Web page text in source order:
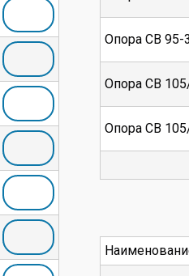
Опора СВ 95-
Опора СВ
Опора СВ